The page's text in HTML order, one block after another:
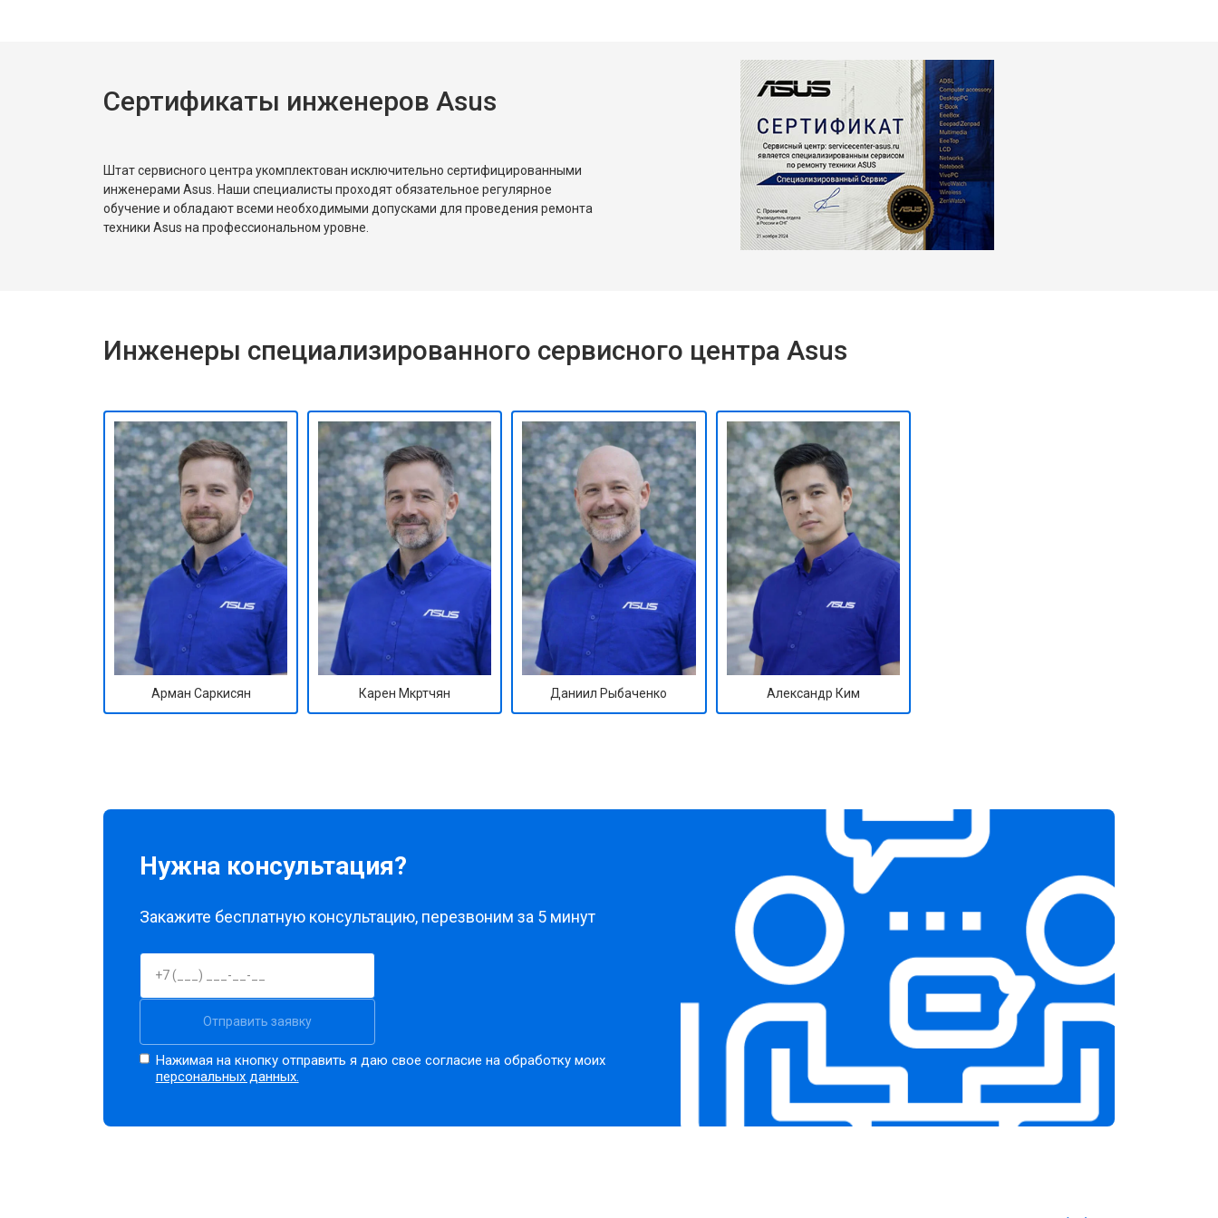
от 1450 ₽ Заказать
Сертификаты инженеров Asus
Штат сервисного центра укомплектован исключительно сертифицированными
инженерами Asus. Наши специалисты проходят обязательное регулярное
обучение и обладают всеми необходимыми допусками для проведения ремонта
техники Asus на профессиональном уровне.
Инженеры специализированного сервисного центра Asus
Арман Саркисян Карен Мкртчян Даниил Рыбаченко Александр Ким
Нужна консультация?
Закажите бесплатную консультацию, перезвоним за 5 минут
Отправить заявку
Нажимая на кнопку отправить я даю свое согласие на обработку моих
персональных данных.